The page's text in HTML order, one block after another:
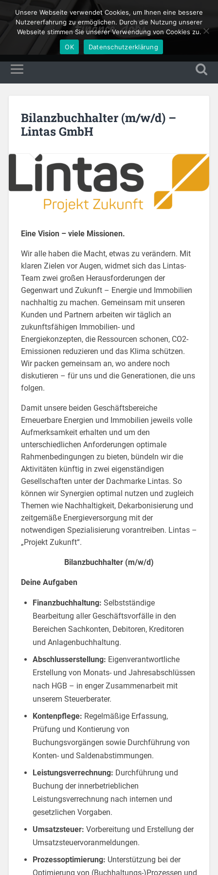
Finance Jobs
Bilanzbuchhalter (m/w/d) –
Lintas GmbH
Eine Vision – viele Missionen.
Wir alle haben die Macht, etwas zu verändern. Mit
klaren Zielen vor Augen, widmet sich das Lintas-
Team zwei großen Herausforderungen der
Gegenwart und Zukunft – Energie und Immobilien
nachhaltig zu machen. Gemeinsam mit unseren
Kunden und Partnern arbeiten wir täglich an
zukunftsfähigen Immobilien- und
Energiekonzepten, die Ressourcen schonen, CO2-
Emissionen reduzieren und das Klima schützen.
Wir packen gemeinsam an, wo andere noch
diskutieren – für uns und die Generationen, die uns
folgen.
Damit unsere beiden Geschäftsbereiche
Erneuerbare Energien und Immobilien jeweils volle
Aufmerksamkeit erhalten und um den
unterschiedlichen Anforderungen optimale
Rahmenbedingungen zu bieten, bündeln wir die
Aktivitäten künftig in zwei eigenständigen
Gesellschaften unter der Dachmarke Lintas. So
können wir Synergien optimal nutzen und zugleich
Themen wie Nachhaltigkeit, Dekarbonisierung und
zeitgemäße Energieversorgung mit der
notwendigen Spezialisierung vorantreiben. Lintas –
„Projekt Zukunft“.
Bilanzbuchhalter (m/w/d)
Deine Aufgaben
Finanzbuchhaltung: Selbstständige
Bearbeitung aller Geschäftsvorfälle in den
Bereichen Sachkonten, Debitoren, Kreditoren
und Anlagenbuchhaltung.
Abschlusserstellung: Eigenverantwortliche
Erstellung von Monats- und Jahresabschlüssen
nach HGB – in enger Zusammenarbeit mit
unserem Steuerberater.
Kontenpflege: Regelmäßige Erfassung,
Prüfung und Kontierung von
Buchungsvorgängen sowie Durchführung von
Konten- und Saldenabstimmungen.
Leistungsverrechnung: Durchführung und
Buchung der innerbetrieblichen
Leistungsverrechnung nach internen und
gesetzlichen Vorgaben.
Umsatzsteuer: Vorbereitung und Erstellung der
Umsatzsteuervoranmeldungen.
Prozessoptimierung: Unterstützung bei der
Optimierung von (Buchhaltungs-)Prozessen und
Unsere Webseite verwendet Cookies, um Ihnen eine bessere
Nutzererfahrung zu ermöglichen. Durch die Nutzung unserer
Webseite stimmen Sie unserer Verwendung von Cookies zu.
OK
Datenschutzerklärung